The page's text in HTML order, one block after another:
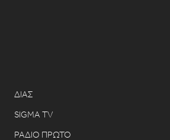
ΔΙΑΣ
SIGMA TV
ΡΑΔΙΟ ΠΡΩΤΟ